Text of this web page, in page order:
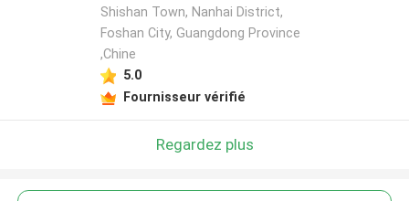
Shishan Town, Nanhai District,
Foshan City, Guangdong Province
,Chine
5.0
Fournisseur vérifié
Regardez plus